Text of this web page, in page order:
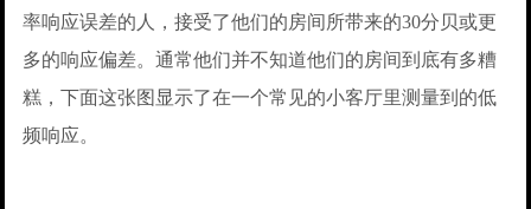
率响应误差的人，接受了他们的房间所带来的30分贝或更
多的响应偏差。通常他们并不知道他们的房间到底有多糟
糕，下面这张图显示了在一个常见的小客厅里测量到的低
频响应。